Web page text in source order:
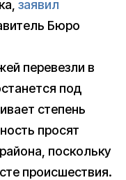
заявил
Бюро
перевезли в
под
степень
просят
поскольку
происшествия.